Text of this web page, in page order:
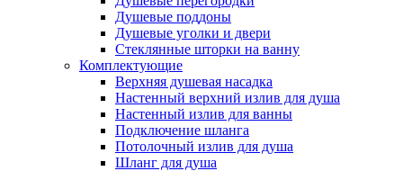
Душевые поддоны
Душевые уголки и двери
Стеклянные шторки на ванну
Комплектующие
Верхняя душевая насадка
Настенный верхний излив для душа
Настенный излив для ванны
Подключение шланга
Потолочный излив для душа
Шланг для душа